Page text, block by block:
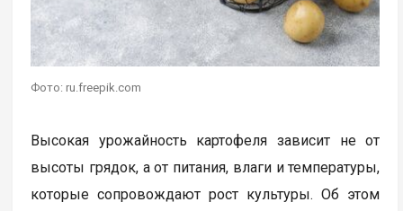
Фото: ru.freepik.com
Высокая урожайность картофеля зависит не от
высоты грядок, а от питания, влаги и температуры,
которые сопровождают рост культуры. Об этом